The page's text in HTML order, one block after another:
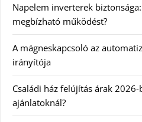
Napelem inverterek
megbízható működést?
A mágneskapcsoló az
irányítója
Családi ház felújítás árak
ajánlatoknál?